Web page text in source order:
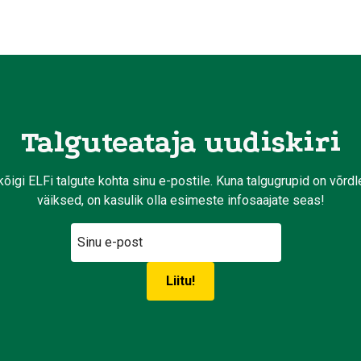
Talguteataja uudiskiri
ELFi talgute kohta sinu e-postile. Kuna talgugrupid on
väiksed, on kasulik olla esimeste infosaajate seas!